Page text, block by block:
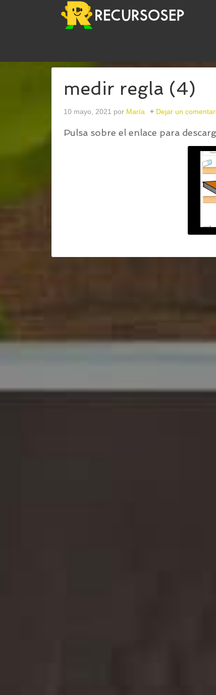
medir regla (4)
10 mayo, 2021 por María Dejar un
Pulsa sobre el enlace para